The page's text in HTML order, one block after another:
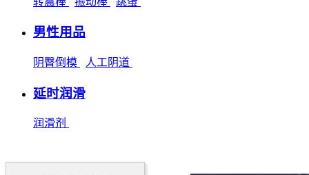
男性用品
阴臀倒模 人工阴道
延时润滑
润滑剂